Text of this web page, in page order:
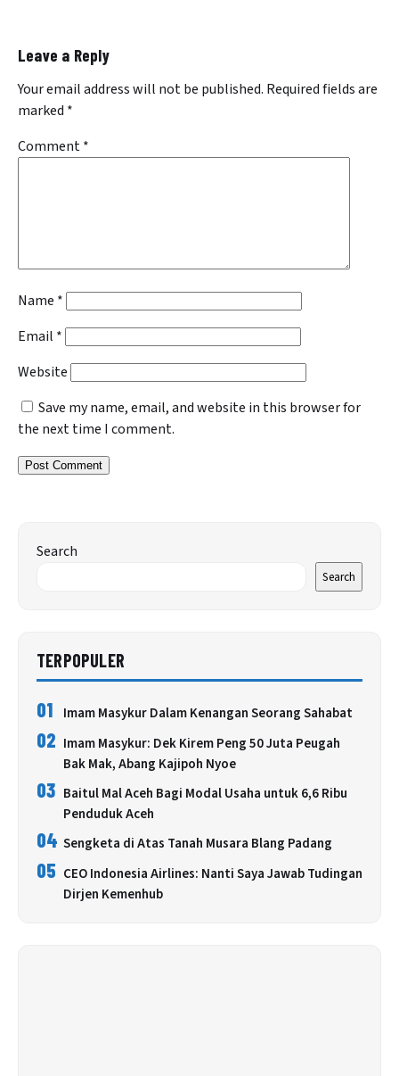
Leave a Reply
Your email address will not be published. Required fields are
marked *
Comment*
Name *
Email *
Website
Save my name, email, and website in this browser for
the next time I comment.
Search
Search
TERPOPULER
01 Imam Masykur Dalam Kenangan Seorang Sahabat
02 Imam Masykur: Dek Kirem Peng 50 Juta Peugah
Bak Mak, Abang Kajipoh Nyoe
03 Baitul Mal Aceh Bagi Modal Usaha untuk 6,6 Ribu
Penduduk Aceh
04 Sengketa di Atas Tanah Musara Blang Padang
05 CEO Indonesia Airlines: Nanti Saya Jawab Tudingan
Dirjen Kemenhub